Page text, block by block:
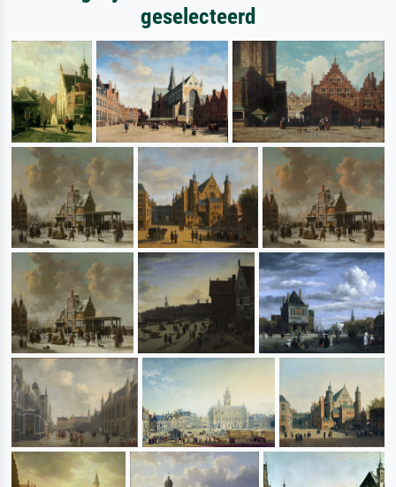
geselecteerd